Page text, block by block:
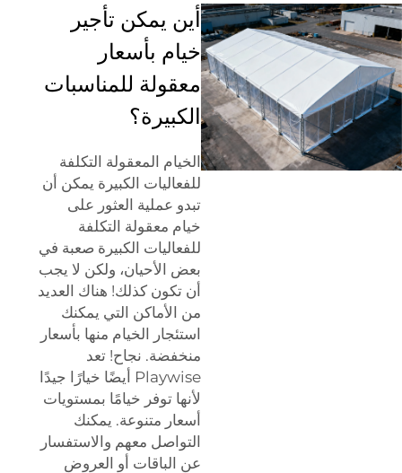
أين يمكن تأجير
خيام بأسعار
معقولة للمناسبات
الكبيرة؟
الخيام المعقولة التكلفة
للفعاليات الكبيرة يمكن أن
تبدو عملية العثور على
خيام معقولة التكلفة
للفعاليات الكبيرة صعبة في
بعض الأحيان، ولكن لا يجب
أن تكون كذلك! هناك العديد
من الأماكن التي يمكنك
استئجار الخيام منها بأسعار
منخفضة. نجاح! تعد
Playwise أيضًا خيارًا جيدًا
لأنها توفر خيامًا بمستويات
أسعار متنوعة. يمكنك
التواصل معهم والاستفسار
عن الباقات أو العروض